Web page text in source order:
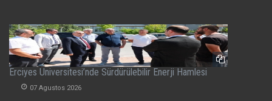
Erciyes Üniversitesi’nde Sürdürülebilir Enerji Hamlesi
07 Agustos 2026